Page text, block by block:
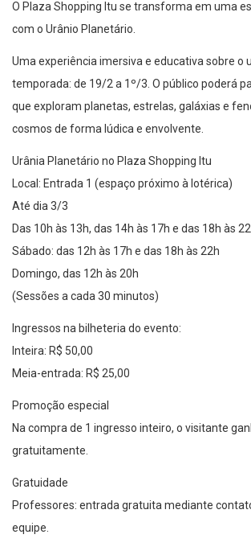
O Plaza Shopping Itu se transforma em uma
com o Urânio Planetário.
Uma experiência imersiva e educativa sobre o
temporada: de 19/2 a 1º/3. O público poderá
que exploram planetas, estrelas, galáxias e
cosmos de forma lúdica e envolvente.
Urânia Planetário no Plaza Shopping Itu
Local: Entrada 1 (espaço próximo à lotérica)
Até dia 3/3
Das 10h às 13h, das 14h às 17h e das 18h às
Sábado: das 12h às 17h e das 18h às 22h
Domingo, das 12h às 20h
(Sessões a cada 30 minutos)
Ingressos na bilheteria do evento:
Inteira: R$ 50,00
Meia-entrada: R$ 25,00
Promoção especial
Na compra de 1 ingresso inteiro, o visitante
gratuitamente.
Gratuidade
Professores: entrada gratuita mediante
equipe.